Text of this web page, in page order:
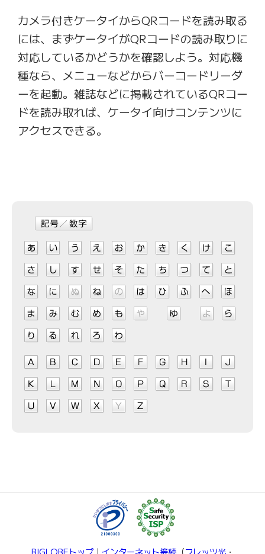
カメラ付きケータイからQRコードを読み取る
には、まずケータイがQRコードの読み取りに
対応しているかどうかを確認しよう。対応機
種なら、メニューなどからバーコードリーダ
ーを起動。雑誌などに掲載されているQRコー
ドを読み取れば、ケータイ向けコンテンツに
アクセスできる。
BIGLOBEトップ｜ インターネット接続（フレッツ光・